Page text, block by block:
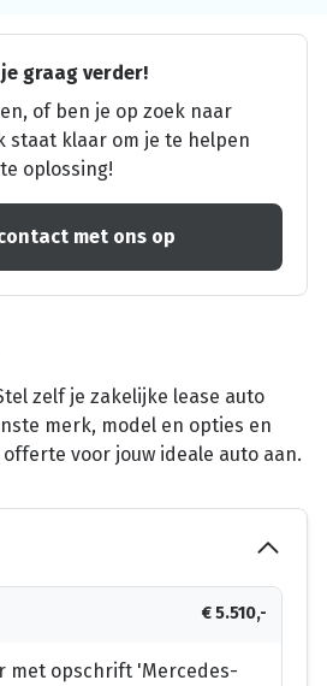
graag verder!
of ben je op zoek naar
staat klaar om je te helpen
oplossing!
met ons op
zelf je zakelijke lease auto
merk, model en opties en
voor jouw ideale auto aan.
€ 5.510,-
met opschrift 'Mercedes-